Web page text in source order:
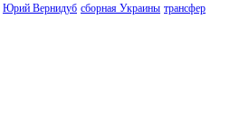
Юрий Вернидуб сборная Украины трансфер